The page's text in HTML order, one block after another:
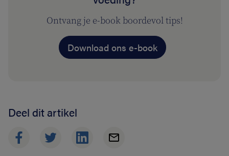
Ontvang je e-book boordevol tips!
Download ons e-book
Deel dit artikel